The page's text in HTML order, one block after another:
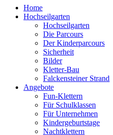
Home
Hochseilgarten
Hochseilgarten
Die Parcours
Der Kinderparcours
Sicherheit
Bilder
Kletter-Bau
Falckensteiner Strand
Angebote
Fun-Klettern
Für Schulklassen
Für Unternehmen
Kindergeburtstage
Nachtklettern